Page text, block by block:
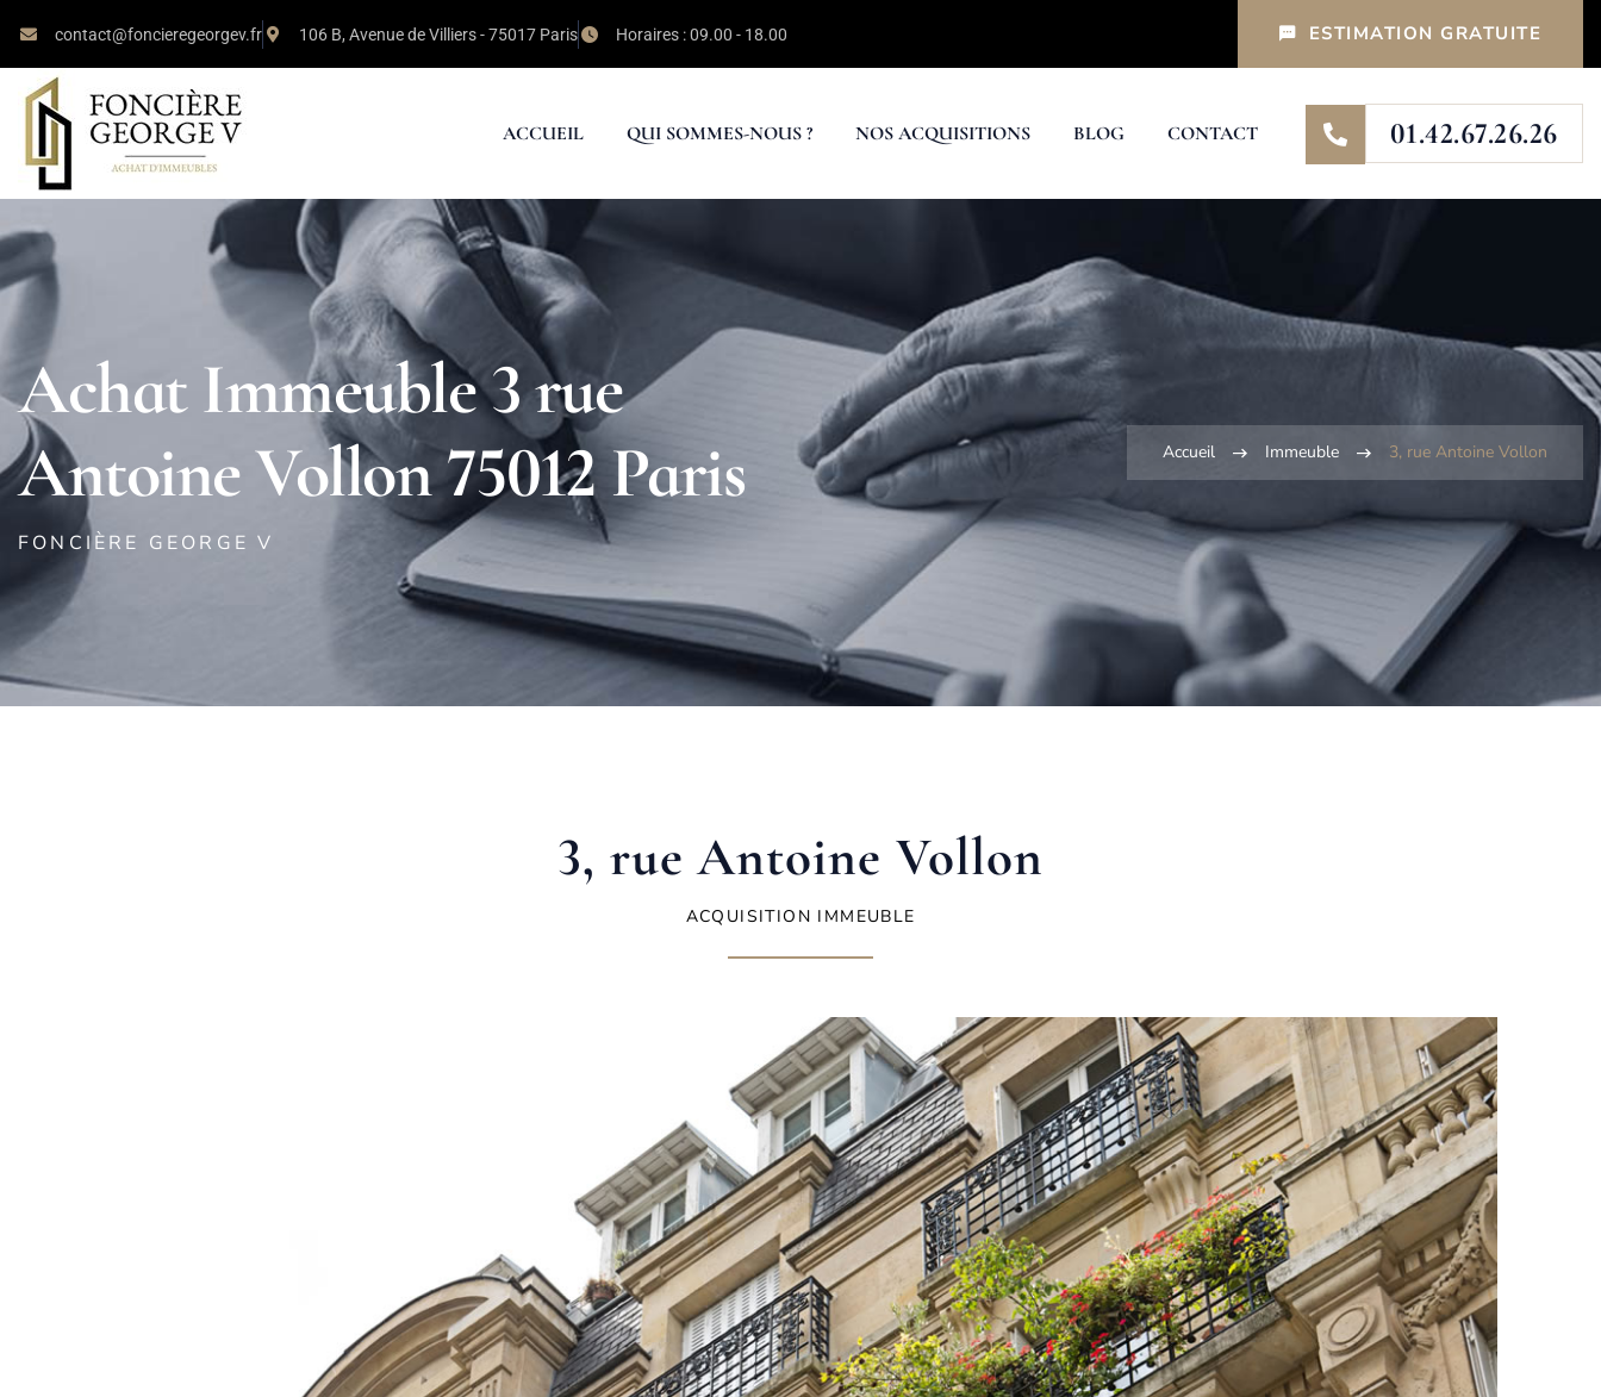
contact@foncieregeorgev.fr 106 B, Avenue de Villiers - 75017 Paris Horaires : 09.00 - 18.00 ESTIMATION GRATUITE
ACCUEIL QUI SOMMES-NOUS ? NOS ACQUISITIONS BLOG CONTACT 01.42.67.26.26
Achat Immeuble 3 rue
Antoine Vollon 75012 Paris
FONCIÈRE GEORGE V
Accueil Immeuble 3, rue Antoine Vollon
3, rue Antoine Vollon
ACQUISITION IMMEUBLE